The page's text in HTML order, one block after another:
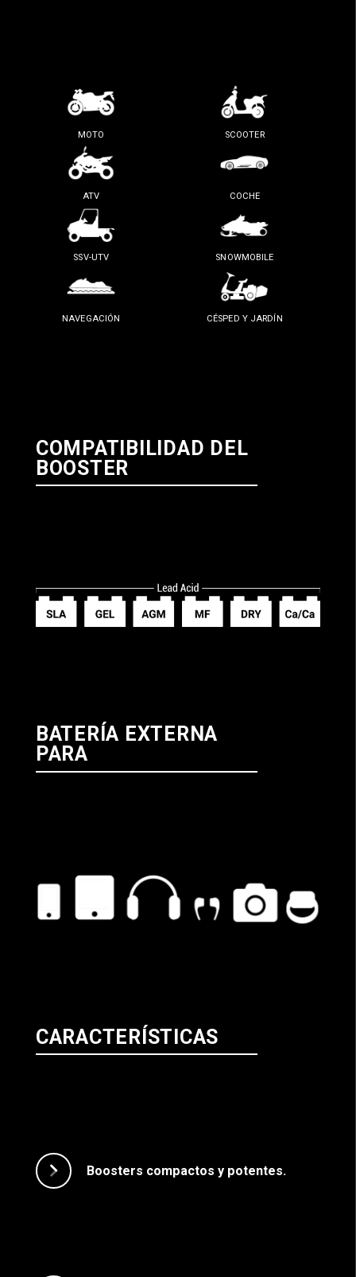
MOTO
ATV
SSV-UTV
NAVEGACIÓN
SCOOTER
COCHE
SNOWMOBILE
CÉSPED Y JARDÍN
COMPATIBILIDAD DEL
BOOSTER
BATERÍA EXTERNA
PARA
CARACTERÍSTICAS
Boosters compactos y potentes.